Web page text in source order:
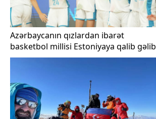
Azərbaycanın qızlardan ibarət
basketbol millisi Estoniyaya qalib gəlib